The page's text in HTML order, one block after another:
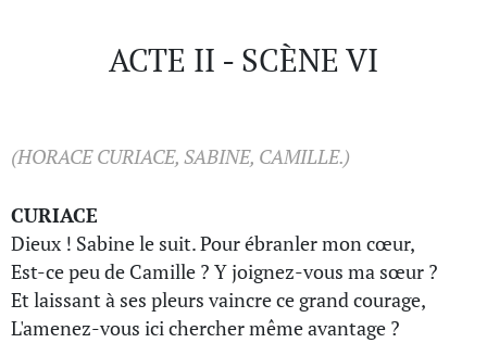
ACTE II - SCÈNE VI
(HORACE CURIACE, SABINE, CAMILLE.)
CURIACE
Dieux ! Sabine le suit. Pour ébranler mon cœur,
Est-ce peu de Camille ? Y joignez-vous ma sœur ?
Et laissant à ses pleurs vaincre ce grand courage,
L'amenez-vous ici chercher même avantage ?